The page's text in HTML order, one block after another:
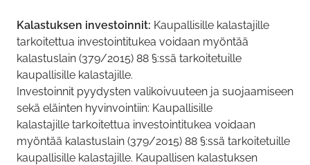
Kalastuksen investoinnit: Kaupallisille kalastajille
tarkoitettua investointitukea voidaan myöntää
kalastuslain (379/2015) 88 §:ssä tarkoitetuille
kaupallisille kalastajille.
Investoinnit pyydysten valikoivuuteen ja suojaamiseen
sekä eläinten hyvinvointiin: Kaupallisille
kalastajille tarkoitettua investointitukea voidaan
myöntää kalastuslain (379/2015) 88 §:ssä tarkoitetuille
kaupallisille kalastajille. Kaupallisen kalastuksen